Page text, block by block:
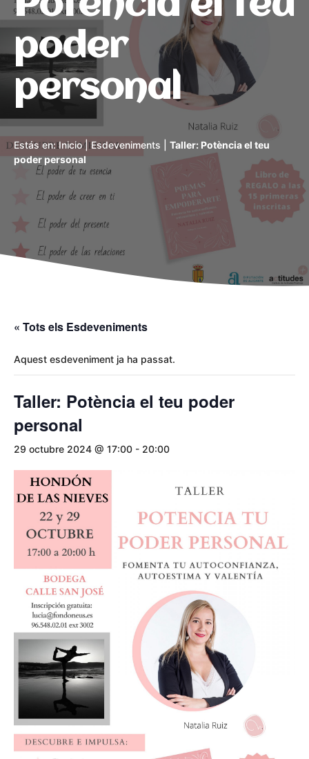
poder
personal
Estás en:Inicio|Esdeveniments
Taller: Potència el teu
poder personal
« Tots els Esdeveniments
Aquest esdeveniment ja ha passat.
Taller: Potència el teu poder
personal
29 octubre 2024 @ 17:00 - 20:00